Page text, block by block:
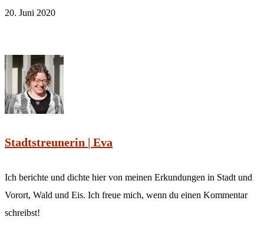
20. Juni 2020
Stadtstreunerin | Eva
Ich berichte und dichte hier von meinen Erkundungen in Stadt und
Vorort, Wald und Eis. Ich freue mich, wenn du einen Kommentar
schreibst!